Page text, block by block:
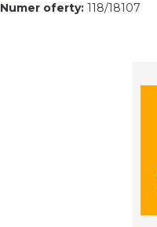
Numer oferty:118/18107